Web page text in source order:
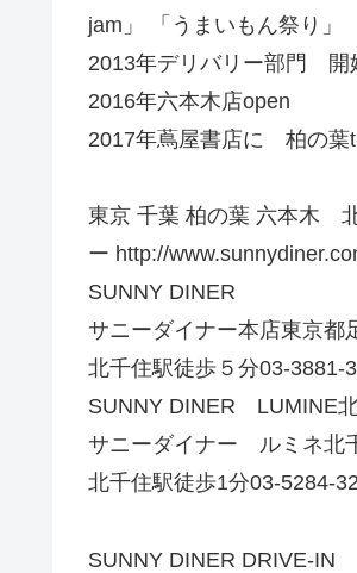
jam」 「うまいもん祭り
2013年デリバリー部門
2016年六本木店open
2017年蔦屋書店に 柏の葉
東京 千葉 柏の葉 六本木
ー http://
SUNNY DINER
サニーダイナー本店東京都
北千住駅徒歩５分03-
SUNNY DINER LUMINE
サニーダイナー ルミネ北
北千住駅徒歩1分03-5284-
SUNNY DINER DRIVE-IN